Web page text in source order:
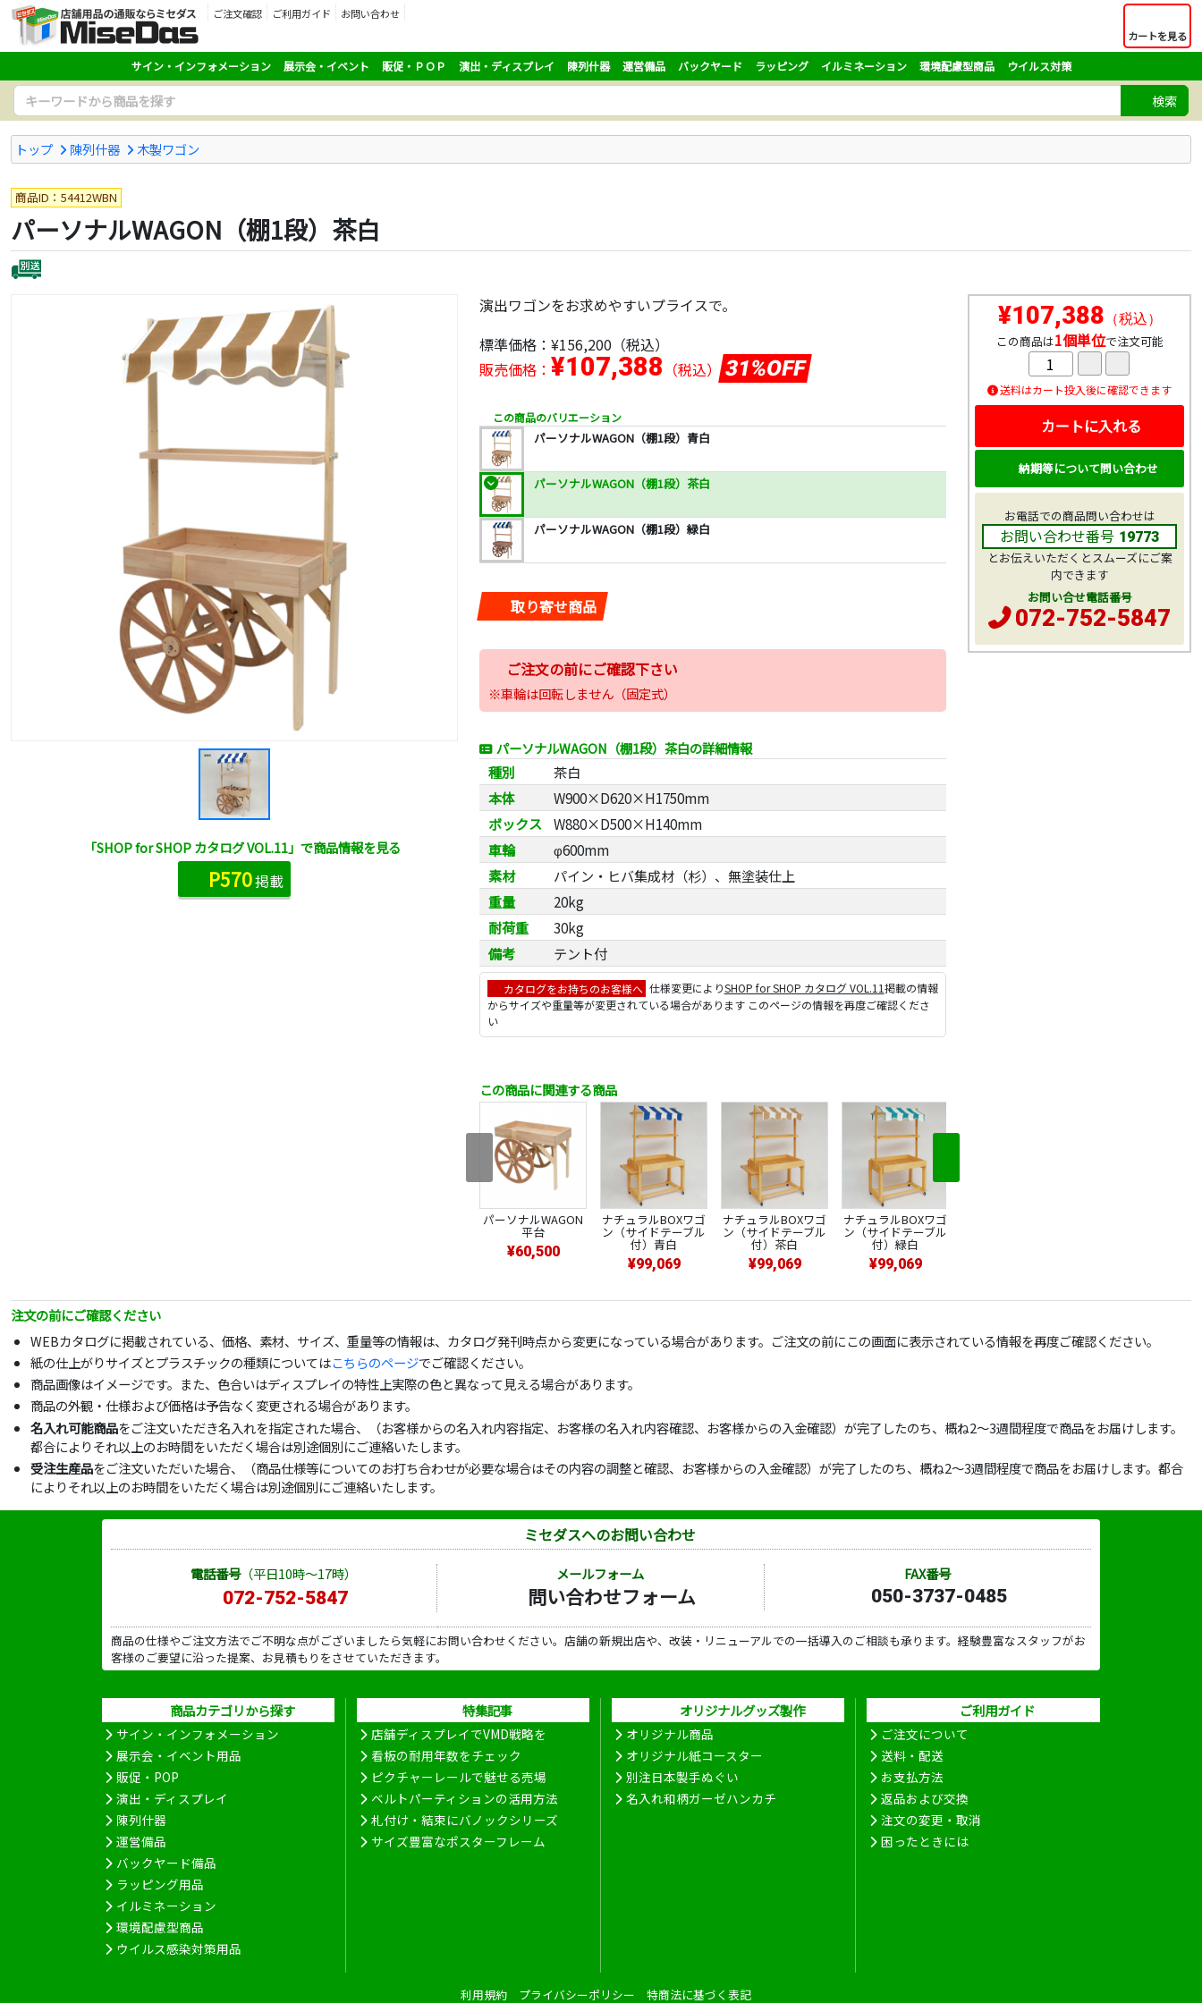
ご注文確認 ご利用ガイド
お問い合わせ
カートを見る
サイン・インフォメーション 展示会・イベント 販促・ＰＯＰ 演出・ディスプレイ 陳列什器 運営備品 バックヤード ラッピング イルミネーション 環境配慮型商品 ウイルス対策
検索
トップ 陳列什器 木製ワゴン
商品ID：54412WBN
パーソナルWAGON（棚1段）茶白
演出ワゴンをお求めやすいプライスで。
標準価格： ¥156,200 （税込）
販売価格： ¥107,388 （税込） 31%OFF
この商品のバリエーション
パーソナルWAGON（棚1段）青白
パーソナルWAGON（棚1段）茶白
パーソナルWAGON（棚1段）緑白
取り寄せ商品
ご注文の前にご確認下さい
※車輪は回転しません（固定式）
パーソナルWAGON（棚1段）茶白の詳細情報
種別
茶白
本体
W900×D620×H1750mm
ボックス W880×D500×H140mm
車輪
φ600mm
素材
パイン・ヒバ集成材（杉）、無塗装仕上
重量
20kg
耐荷重
30kg
備考
テント付
カタログをお持ちのお客様へ 仕様変更によりSHOP for SHOP カタログ VOL.11掲載の情報
からサイズや重量等が変更されている場合があります このページの情報を再度ご確認くださ
い
この商品に関連する商品
パーソナルWAGON
平台
¥60,500
ナチュラルBOXワゴ
ン（サイドテーブル
付）青白
¥99,069
ナチュラルBOXワゴ
ン（サイドテーブル
付）茶白
¥99,069
ナチュラルBOXワゴ
ン（サイドテーブル
付）緑白
¥99,069
¥107,388 （税込）
この商品は1個単位で注文可能
送料はカート投入後に確認できます
カートに入れる
納期等について問い合わせ
お電話での商品問い合わせは
お問い合わせ番号 19773
とお伝えいただくとスムーズにご案
内できます
お問い合せ電話番号
072-752-5847
「SHOP for SHOP カタログ VOL.11」で商品情報を見る
P570掲載
注文の前にご確認ください
WEBカタログに掲載されている、価格、素材、サイズ、重量等の情報は、カタログ発刊時点から変更になっている場合があります。ご注文の前にこの画面に表示されている情報を再度ご確認ください。
紙の仕上がりサイズとプラスチックの種類についてはこちらのページでご確認ください。
商品画像はイメージです。また、色合いはディスプレイの特性上実際の色と異なって見える場合があります。
商品の外観・仕様および価格は予告なく変更される場合があります。
名入れ可能商品をご注文いただき名入れを指定された場合、（お客様からの名入れ内容指定、お客様の名入れ内容確認、お客様からの入金確認）が完了したのち、概ね2～3週間程度で商品をお届けします。
都合によりそれ以上のお時間をいただく場合は別途個別にご連絡いたします。
受注生産品をご注文いただいた場合、（商品仕様等についてのお打ち合わせが必要な場合はその内容の調整と確認、お客様からの入金確認）が完了したのち、概ね2～3週間程度で商品をお届けします。都合
によりそれ以上のお時間をいただく場合は別途個別にご連絡いたします。
ミセダスへのお問い合わせ
電話番号（平日10時～17時）
072-752-5847
メールフォーム
問い合わせフォーム
FAX番号
050-3737-0485
商品の仕様やご注文方法でご不明な点がございましたら気軽にお問い合わせください。店舗の新規出店や、改装・リニューアルでの一括導入のご相談も承ります。経験豊富なスタッフがお
客様のご要望に沿った提案、お見積もりをさせていただきます。
商品カテゴリから探す
サイン・インフォメーション
展示会・イベント用品
販促・POP
演出・ディスプレイ
陳列什器
運営備品
バックヤード備品
ラッピング用品
イルミネーション
環境配慮型商品
ウイルス感染対策用品
特集記事
店舗ディスプレイでVMD戦略を
看板の耐用年数をチェック
ピクチャーレールで魅せる売場
ベルトパーティションの活用方法
札付け・結束にバノックシリーズ
サイズ豊富なポスターフレーム
オリジナルグッズ製作
オリジナル商品
オリジナル紙コースター
別注日本製手ぬぐい
名入れ和柄ガーゼハンカチ
ご利用ガイド
ご注文について
送料・配送
お支払方法
返品および交換
注文の変更・取消
困ったときには
利用規約 プライバシーポリシー 特商法に基づく表記